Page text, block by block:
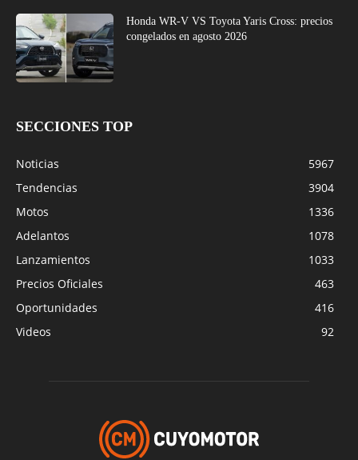
Honda WR-V VS Toyota Yaris Cross: precios
congelados en agosto 2026
SECCIONES TOP
Noticias
5967
Tendencias
3904
Motos
1336
Adelantos
1078
Lanzamientos
1033
Precios Oficiales
463
Oportunidades
416
Videos
92